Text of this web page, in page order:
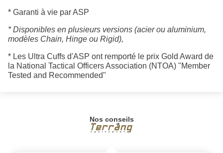
* Garanti à vie par ASP
* Disponibles en plusieurs versions (acier ou aluminium,
modèles Chain, Hinge ou Rigid),
* Les Ultra Cuffs d'ASP ont remporté le prix Gold Award de
la National Tactical Officers Association (NTOA) "Member
Tested and Recommended"
Nos conseils